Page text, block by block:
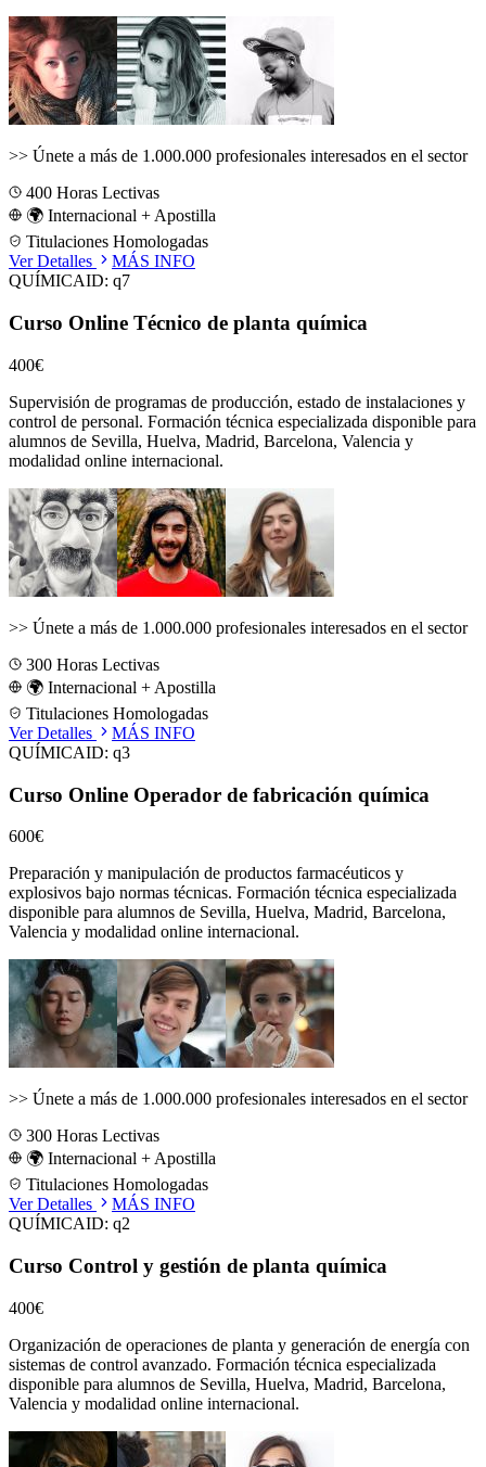
>> Únete a más de 1.000.000 profesionales interesados en el sector
400 Horas Lectivas
🌍 Internacional + Apostilla
Titulaciones Homologadas
Ver Detalles
MÁS INFO
QUÍMICAID: q7
Curso Online Técnico de planta química
400€
Supervisión de programas de producción, estado de instalaciones y
control de personal. Formación técnica especializada disponible para
alumnos de Sevilla, Huelva, Madrid, Barcelona, Valencia y
modalidad online internacional.
>> Únete a más de 1.000.000 profesionales interesados en el sector
300 Horas Lectivas
🌍 Internacional + Apostilla
Titulaciones Homologadas
Ver Detalles
MÁS INFO
QUÍMICAID: q3
Curso Online Operador de fabricación química
600€
Preparación y manipulación de productos farmacéuticos y
explosivos bajo normas técnicas. Formación técnica especializada
disponible para alumnos de Sevilla, Huelva, Madrid, Barcelona,
Valencia y modalidad online internacional.
>> Únete a más de 1.000.000 profesionales interesados en el sector
300 Horas Lectivas
🌍 Internacional + Apostilla
Titulaciones Homologadas
Ver Detalles
MÁS INFO
QUÍMICAID: q2
Curso Control y gestión de planta química
400€
Organización de operaciones de planta y generación de energía con
sistemas de control avanzado. Formación técnica especializada
disponible para alumnos de Sevilla, Huelva, Madrid, Barcelona,
Valencia y modalidad online internacional.